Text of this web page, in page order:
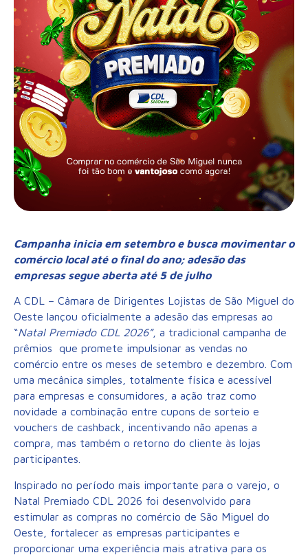
Campanha inicia em setembro e busca movimentar o
comércio local até o final do ano; adesão das
empresas segue aberta até 5 de julho
A CDL – Câmara de Dirigentes Lojistas de São Miguel do
Oeste lançou oficialmente a adesão das empresas ao
“Natal Premiado CDL 2026”, a tradicional campanha de
prêmios que promete impulsionar as vendas no
comércio entre os meses de setembro e dezembro. Com
uma mecânica simples, totalmente física e acessível
para empresas e consumidores, a ação traz como
novidade a combinação entre cupons de sorteio e
vouchers de cashback, incentivando não apenas a
compra, mas também o retorno do cliente às lojas
participantes.
Inspirado no período mais importante para o varejo, o
Natal Premiado CDL 2026 foi desenvolvido para
estimular as compras no comércio de São Miguel do
Oeste, fortalecer as empresas participantes e
proporcionar uma experiência mais atrativa para os